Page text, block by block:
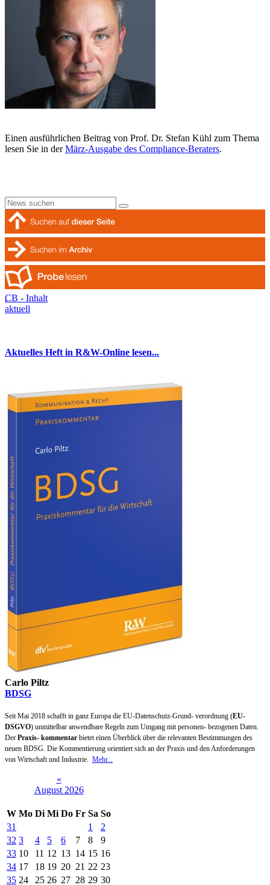
Einen ausführlichen Beitrag von Prof. Dr. Stefan Kühl zum Thema
lesen Sie in derMärz-Ausgabe des Compliance-Beraters.
CB - Inhalt
aktuell
Aktuelles Heft in R&W-Online lesen...
Carlo Piltz
BDSG
Seit Mai 2018 schafft in ganz Europa die EU-Datenschutz-Grund- verordnung (EU-
DSGVO) unmittelbar anwendbare Regeln zum Umgang mit personen- bezogenen Daten.
Der Praxis- kommentar bietet einen Überblick über die relevanten Bestimmungen des
neuen BDSG. Die Kommentierung orientiert sich an der Praxis und den Anforderungen
von Wirtschaft und Industrie. Mehr...
«
August 2026
W Mo Di Mi Do Fr Sa So
31
1
2
32 3 4 5 6 7 8
9
33 10 11 12 13 14 15 16
34 17 18 19 20 21 22 23
35 24 25 26 27 28 29 30